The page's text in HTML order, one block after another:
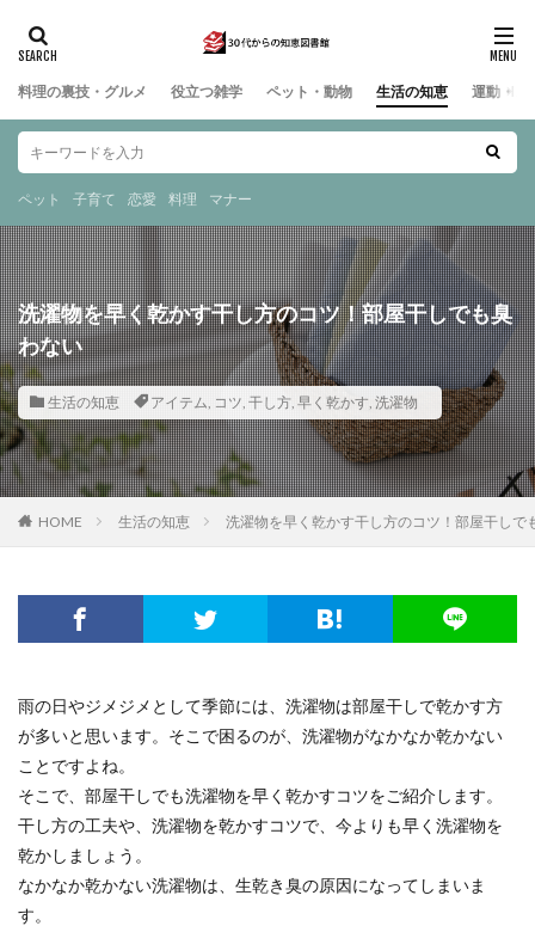
料理の裏技・グルメ 役立つ雑学 ペット・動物 生活の知恵 運動・ス
ペット 子育て 恋愛 料理 マナー
洗濯物を早く乾かす干し方のコツ！部屋干しでも臭
わない
生活の知恵 アイテム, コツ, 干し方, 早く乾かす, 洗濯物
HOME 生活の知恵 洗濯物を早く乾かす干し方のコツ！部屋干しで
雨の日やジメジメとして季節には、洗濯物は部屋干しで乾かす方
が多いと思います。そこで困るのが、洗濯物がなかなか乾かない
ことですよね。
そこで、部屋干しでも洗濯物を早く乾かすコツをご紹介します。
干し方の工夫や、洗濯物を乾かすコツで、今よりも早く洗濯物を
乾かしましょう。
なかなか乾かない洗濯物は、生乾き臭の原因になってしまいま
す。